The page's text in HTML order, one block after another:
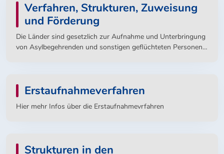
Verfahren, Strukturen, Zuweisung
und Förderung
Die Länder sind gesetzlich zur Aufnahme und Unterbringung
von Asylbegehrenden und sonstigen geflüchteten Personen
die Aufnahme und Unterbringung von Flüchtlingen und
anderen ausländischen Personen) geregelt und ist ein
wesentlicher Bestandteil der Integration.
Erstaufnahmeverfahren
Hier mehr Infos über die Erstaufnahmevrfahren
Strukturen in den